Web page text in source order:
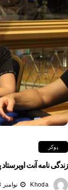
پوکر
زندگی نامه آنت اوبرستاد
Khoda نوامبر 23, 2020